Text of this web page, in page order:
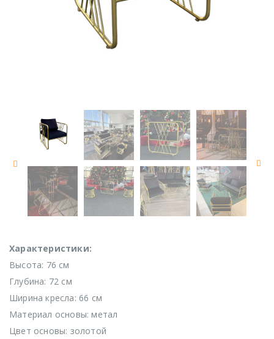
Характеристики:
Высота: 76 см
Глубина: 72 см
Ширина кресла: 66 см
Материал основы: метал
Цвет основы: золотой